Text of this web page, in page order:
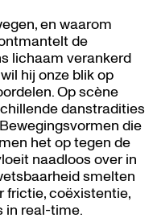
en waarom
de
lichaam verankerd
hij onze blik op
Op scène
danstradities
die
het op tegen de
naadloos over in
smelten
frictie, coëxistentie,
in real-time.
Inzoomen